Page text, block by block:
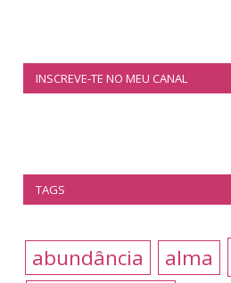
INSCREVE-TE NO MEU CANAL
TAGS
abundância alma